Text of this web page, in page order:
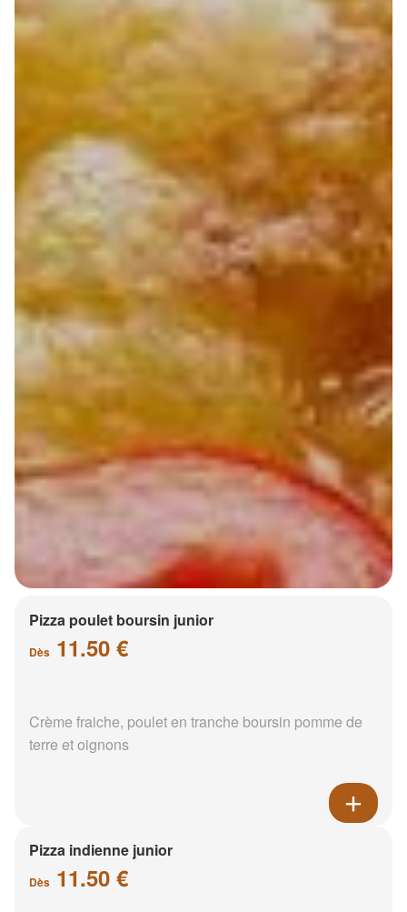
Pizza poulet boursin junior
Dès 11.50 €
Crème fraiche, poulet en tranche boursin pomme de
terre et oignons
Pizza indienne junior
Dès 11.50 €